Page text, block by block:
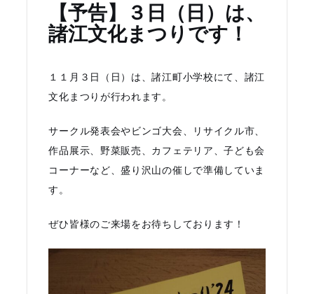
【予告】３日（日）は、
諸江文化まつりです！
１１月３日（日）は、諸江町小学校にて、諸江
文化まつりが行われます。
サークル発表会やビンゴ大会、リサイクル市、
作品展示、野菜販売、カフェテリア、子ども会
コーナーなど、盛り沢山の催しで準備していま
す。
ぜひ皆様のご来場をお待ちしております！